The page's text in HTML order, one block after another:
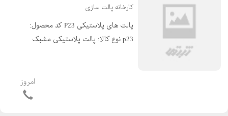
کارخانه پالت سازی
پالت های پلاستیکی P23 کد محصول:
p23 نوع کالا: پالت پلاستیکی مشبک
2500kg/ متحرک 600kg نوع مواد: مواردامروز